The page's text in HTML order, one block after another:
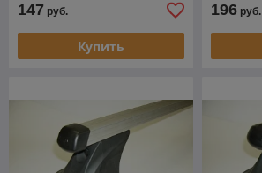
147 руб.
Купить
196 руб.